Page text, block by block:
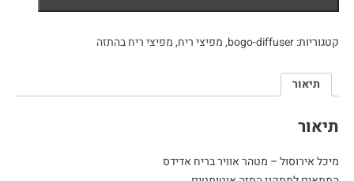
אדידס
קטגוריות:bogo-diffuser
,מפיצי ריח,מפיצי ריח בהתזה
תיאור
תיאור
מיכל אירוסול – מטהר אוויר בריח אדידס